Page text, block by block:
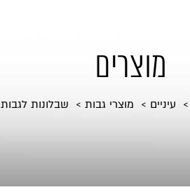
מוצרים
עיניים מוצרי גבות שבלונות לגבות